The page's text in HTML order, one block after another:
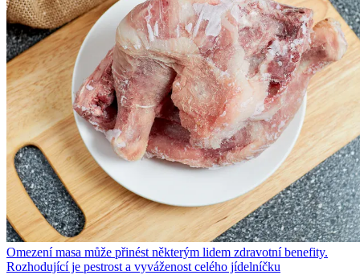
Omezení masa může přinést některým lidem zdravotní benefity.
Rozhodující je pestrost a vyváženost celého jídelníčku